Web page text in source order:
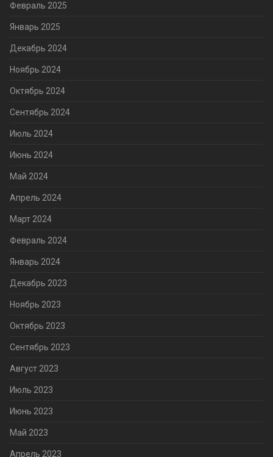
Февраль 2025
Январь 2025
Декабрь 2024
Ноябрь 2024
Октябрь 2024
Сентябрь 2024
Июль 2024
Июнь 2024
Май 2024
Апрель 2024
Март 2024
Февраль 2024
Январь 2024
Декабрь 2023
Ноябрь 2023
Октябрь 2023
Сентябрь 2023
Август 2023
Июль 2023
Июнь 2023
Май 2023
Апрель 2023